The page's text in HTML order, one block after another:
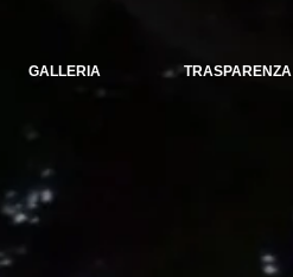
GALLERIA TRASPARENZA